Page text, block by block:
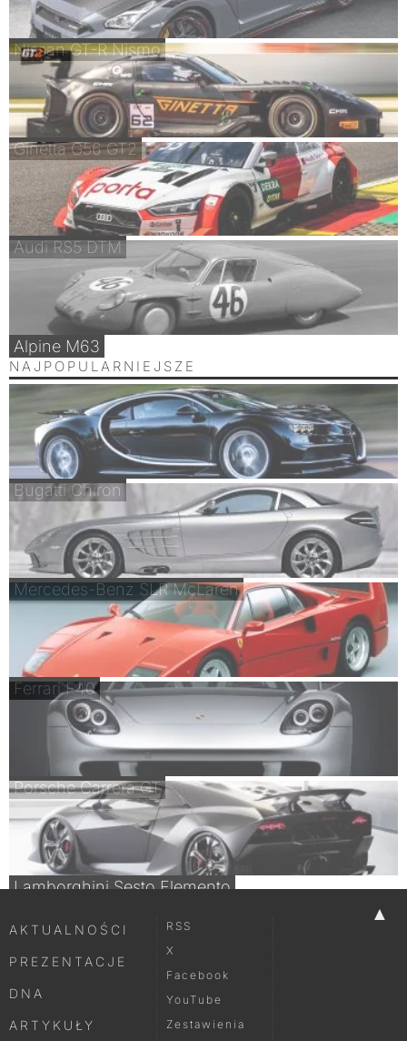
Nissan GT-R Nismo
Ginetta G56 GT2
Audi RS5 DTM
Alpine M63
NAJPOPULARNIEJSZE
Bugatti Chiron
Mercedes-Benz SLR McLaren
Ferrari F40
Porsche Carrera GT
Lamborghini Sesto Elemento
▲
AKTUALNOŚCI
PREZENTACJE
DNA
ARTYKUŁY
RSS
X
Facebook
YouTube
Zestawienia